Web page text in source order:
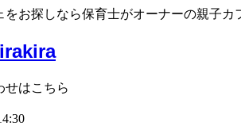
をお探しなら保育士がオーナーの親子カ
せはこちら